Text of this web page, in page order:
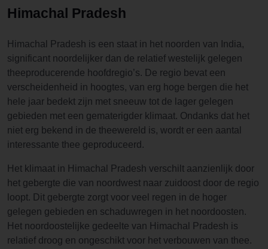
Himachal Pradesh
Himachal Pradesh is een staat in het noorden van India,
significant noordelijker dan de relatief westelijk gelegen
theeproducerende hoofdregio’s. De regio bevat een
verscheidenheid in hoogtes, van erg hoge bergen die het
hele jaar bedekt zijn met sneeuw tot de lager gelegen
gebieden met een gematerigder klimaat. Ondanks dat het
niet erg bekend in de theewereld is, wordt er een aantal
interessante thee geproduceerd.
Het klimaat in Himachal Pradesh verschilt aanzienlijk door
het gebergte die van noordwest naar zuidoost door de regio
loopt. Dit gebergte zorgt voor veel regen in de hoger
gelegen gebieden en schaduwregen in het noordoosten.
Het noordoostelijke gedeelte van Himachal Pradesh is
relatief droog en ongeschikt voor het verbouwen van thee.